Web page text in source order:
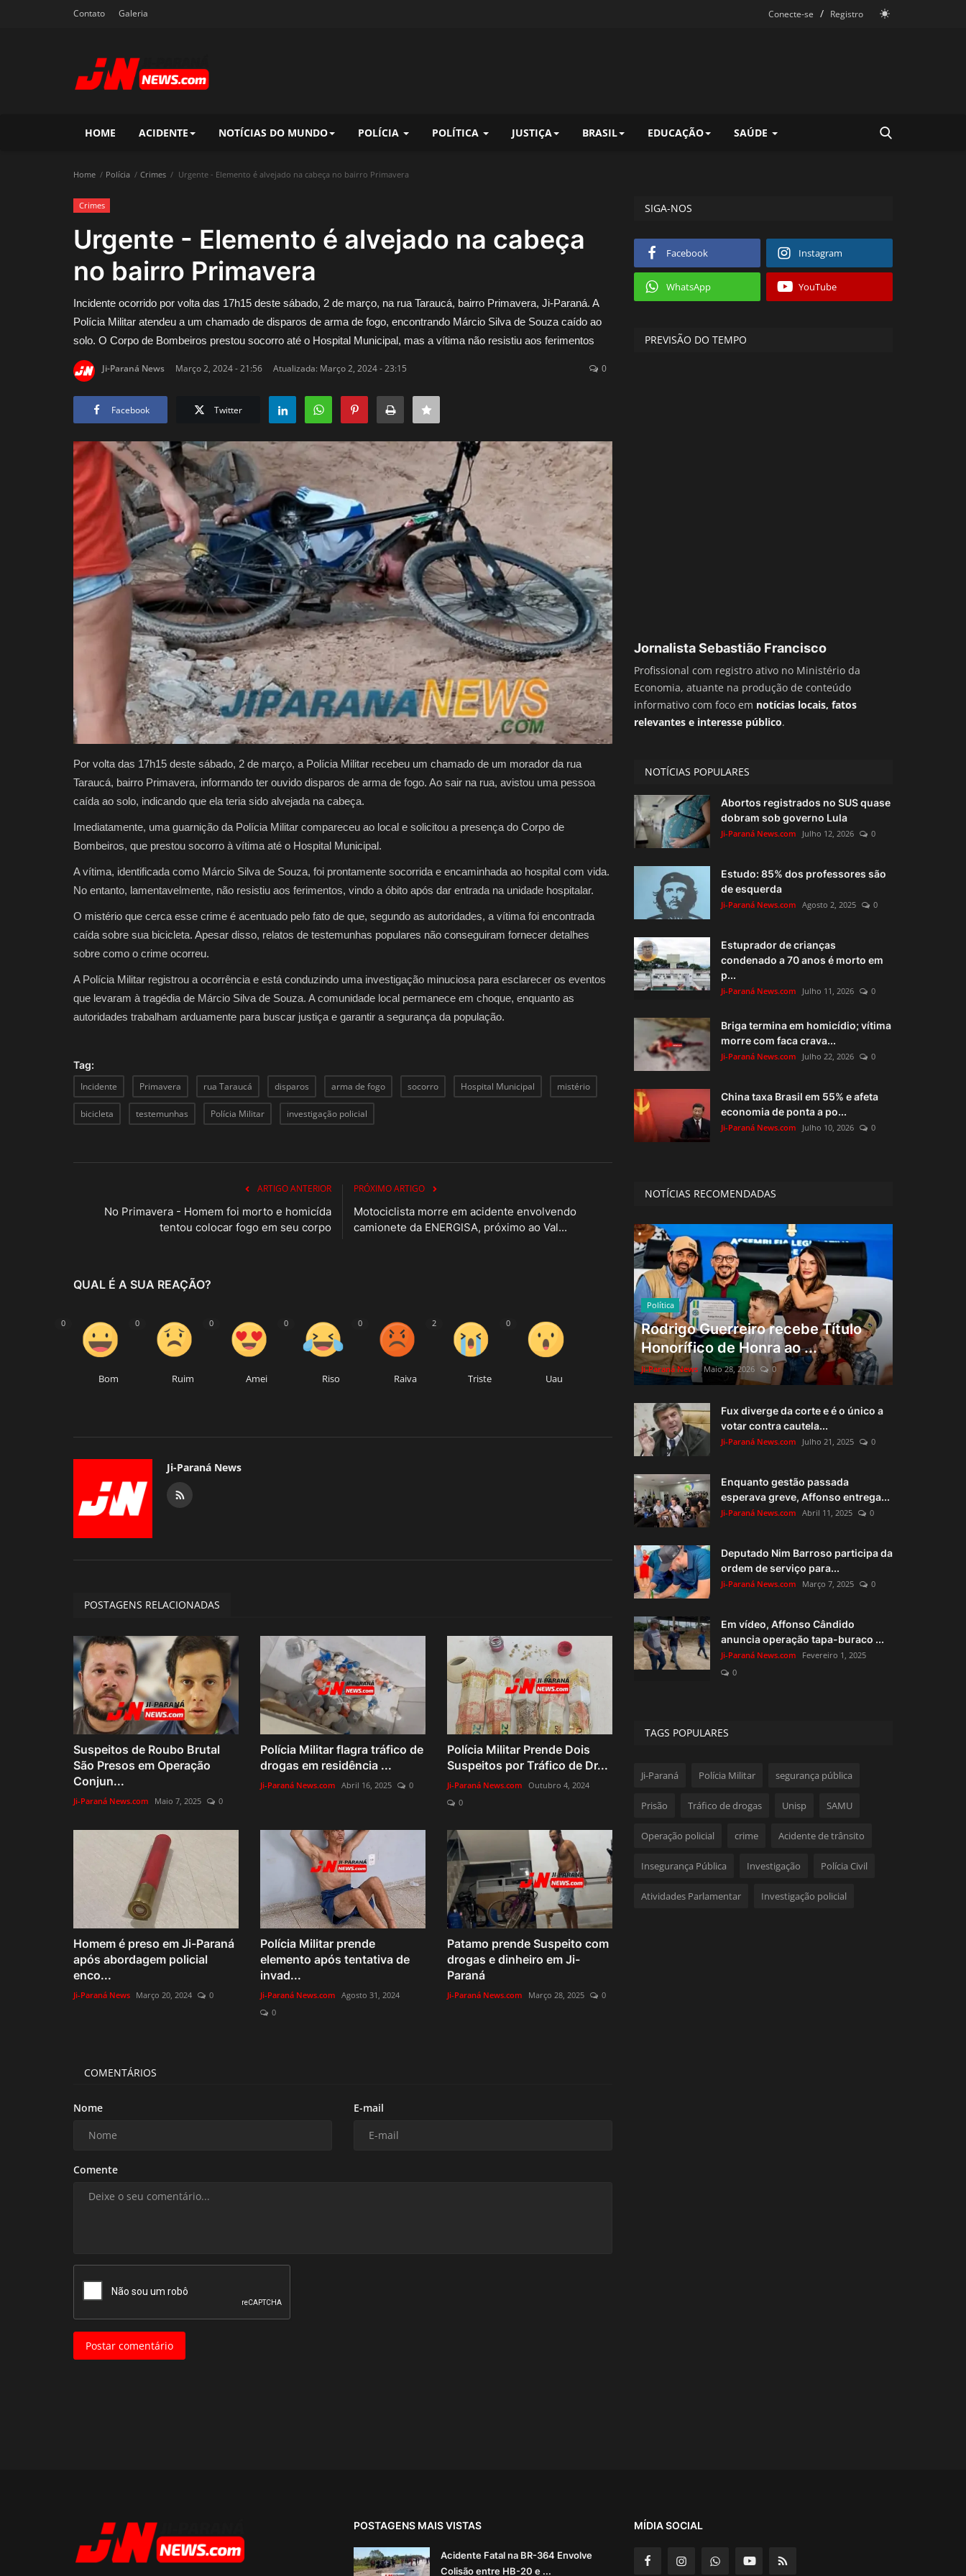
Contato Galeria Conecte-se / Registro
HOME ACIDENTE NOTÍCIAS DO MUNDO POLÍCIA POLÍTICA JUSTIÇA BRASIL EDUCAÇÃO SAÚDE
Home Polícia Crimes Urgente - Elemento é alvejado na cabeça no bairro Primavera
Crimes
Urgente - Elemento é alvejado na cabeça
no bairro Primavera
Incidente ocorrido por volta das 17h15 deste sábado, 2 de março, na rua Taraucá, bairro Primavera, Ji-Paraná. A
Polícia Militar atendeu a um chamado de disparos de arma de fogo, encontrando Márcio Silva de Souza caído ao
solo. O Corpo de Bombeiros prestou socorro até o Hospital Municipal, mas a vítima não resistiu aos ferimentos
Ji-Paraná News Março 2, 2024 - 21:56 Atualizada: Março 2, 2024 - 23:15 0
Facebook Twitter
Por volta das 17h15 deste sábado, 2 de março, a Polícia Militar recebeu um chamado de um morador da rua
Taraucá, bairro Primavera, informando ter ouvido disparos de arma de fogo. Ao sair na rua, avistou uma pessoa
caída ao solo, indicando que ela teria sido alvejada na cabeça.
Imediatamente, uma guarnição da Polícia Militar compareceu ao local e solicitou a presença do Corpo de
Bombeiros, que prestou socorro à vítima até o Hospital Municipal.
A vítima, identificada como Márcio Silva de Souza, foi prontamente socorrida e encaminhada ao hospital com vida.
No entanto, lamentavelmente, não resistiu aos ferimentos, vindo a óbito após dar entrada na unidade hospitalar.
O mistério que cerca esse crime é acentuado pelo fato de que, segundo as autoridades, a vítima foi encontrada
caída sobre sua bicicleta. Apesar disso, relatos de testemunhas populares não conseguiram fornecer detalhes
sobre como o crime ocorreu.
A Polícia Militar registrou a ocorrência e está conduzindo uma investigação minuciosa para esclarecer os eventos
que levaram à tragédia de Márcio Silva de Souza. A comunidade local permanece em choque, enquanto as
autoridades trabalham arduamente para buscar justiça e garantir a segurança da população.
Tag:
Incidente
Primavera rua Taraucá disparos arma de fogo socorro Hospital Municipal mistério
bicicleta testemunhas Polícia Militar investigação policial
ARTIGO ANTERIOR
No Primavera - Homem foi morto e homicída
tentou colocar fogo em seu corpo
PRÓXIMO ARTIGO
Motociclista morre em acidente envolvendo
camionete da ENERGISA, próximo ao Val...
QUAL É A SUA REAÇÃO?
0
Bom
0
Ruim
0
Amei
0
Riso
0
Raiva
2
Triste
0
Uau
Ji-Paraná News
POSTAGENS RELACIONADAS
Suspeitos de Roubo Brutal
São Presos em Operação
Conjun...
Ji-Paraná News.com Maio 7, 2025 0
Polícia Militar flagra tráfico de
drogas em residência ...
Ji-Paraná News.com Abril 16, 2025 0
Polícia Militar Prende Dois
Suspeitos por Tráfico de Dr...
Ji-Paraná News.com Outubro 4, 2024
0
Homem é preso em Ji-Paraná
após abordagem policial
enco...
Ji-Paraná News Março 20, 2024 0
Polícia Militar prende
elemento após tentativa de
invad...
Ji-Paraná News.com Agosto 31, 2024
0
Patamo prende Suspeito com
drogas e dinheiro em Ji-
Paraná
Ji-Paraná News.com Março 28, 2025 0
COMENTÁRIOS
Nome E-mail
Comente
Postar comentário
SIGA-NOS
Facebook Instagram
WhatsApp YouTube
PREVISÃO DO TEMPO
Jornalista Sebastião Francisco
Profissional com registro ativo no Ministério da
Economia, atuante na produção de conteúdo
informativo com foco em notícias locais, fatos
relevantes e interesse público.
NOTÍCIAS POPULARES
Abortos registrados no SUS quase
dobram sob governo Lula
Ji-Paraná News.com Julho 12, 2026 0
Estudo: 85% dos professores são
de esquerda
Ji-Paraná News.com Agosto 2, 2025 0
Estuprador de crianças
condenado a 70 anos é morto em
p...
Ji-Paraná News.com Julho 11, 2026 0
Briga termina em homicídio; vítima
morre com faca crava...
Ji-Paraná News.com Julho 22, 2026 0
China taxa Brasil em 55% e afeta
economia de ponta a po...
Ji-Paraná News.com Julho 10, 2026 0
NOTÍCIAS RECOMENDADAS
Política
Rodrigo Guerreiro recebe Título
Honorífico de Honra ao ...
Ji-Paraná News Maio 28, 2026 0
Fux diverge da corte e é o único a
votar contra cautela...
Ji-Paraná News.com Julho 21, 2025 0
Enquanto gestão passada
esperava greve, Affonso entrega...
Ji-Paraná News.com Abril 11, 2025 0
Deputado Nim Barroso participa da
ordem de serviço para...
Ji-Paraná News.com Março 7, 2025 0
Em vídeo, Affonso Cândido
anuncia operação tapa-buraco ...
Ji-Paraná News.com
Fevereiro 1, 2025
0
TAGS POPULARES
Ji-Paraná Polícia Militar segurança pública
Prisão Tráfico de drogas Unisp SAMU
Operação policial crime Acidente de trânsito
Insegurança Pública Investigação Polícia Civil
Atividades Parlamentar Investigação policial
POSTAGENS MAIS VISTAS
Acidente Fatal na BR-364 Envolve
Colisão entre HB-20 e ...
MÍDIA SOCIAL